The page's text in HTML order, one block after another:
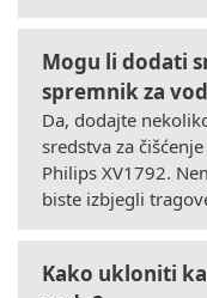
Mogu li dodati
spremnik za
Da, dodajte
sredstva za
Philips XV1792.
biste izbjegli
Kako ukloniti